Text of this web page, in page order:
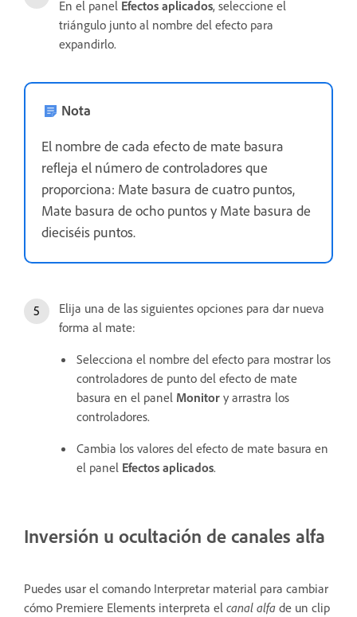
En el panel Efectos aplicados, seleccione el
triángulo junto al nombre del efecto para
expandirlo.
Nota
El nombre de cada efecto de mate basura
refleja el número de controladores que
proporciona: Mate basura de cuatro puntos,
Mate basura de ocho puntos y Mate basura de
dieciséis puntos.
Elija una de las siguientes opciones para dar nueva
forma al mate:
Selecciona el nombre del efecto para mostrar los
controladores de punto del efecto de mate
basura en el panel Monitor y arrastra los
controladores.
Cambia los valores del efecto de mate basura en
el panel Efectos aplicados.
Inversión u ocultación de canales alfa
Puedes usar el comando Interpretar material para cambiar
cómo Premiere Elements interpreta el canal alfa de un clip